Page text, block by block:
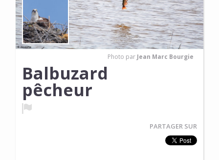
Photo par Jean Marc Bourgie
Balbuzard
pêcheur
PARTAGER SUR